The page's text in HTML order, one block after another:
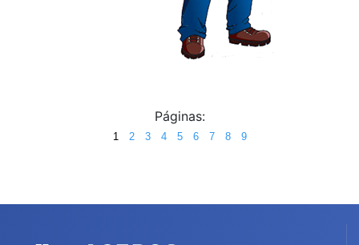
Páginas:
1 2 3 4 5 6 7 8 9